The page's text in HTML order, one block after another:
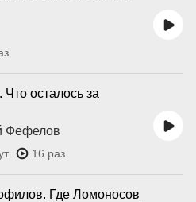
осталось за
Фефелов
16 раз
Где Ломоносов